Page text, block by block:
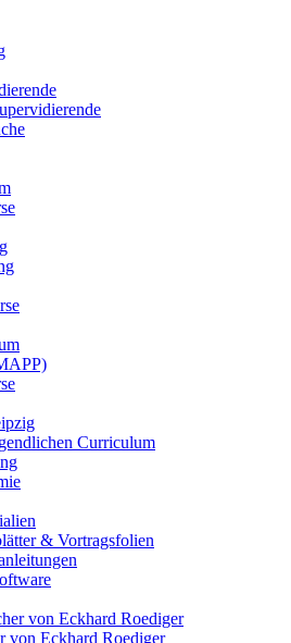
Curriculum
& Vortragsfolien
von Eckhard Roediger
von Eckhard Roediger